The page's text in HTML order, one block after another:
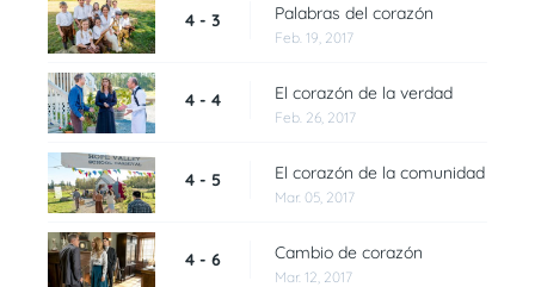
4 - 3 Palabras del corazón
Feb. 19, 2017
4 - 4 El corazón de la verdad
Feb. 26, 2017
4 - 5 El corazón de la comunidad
Mar. 05, 2017
4 - 6 Cambio de corazón
Mar. 12, 2017